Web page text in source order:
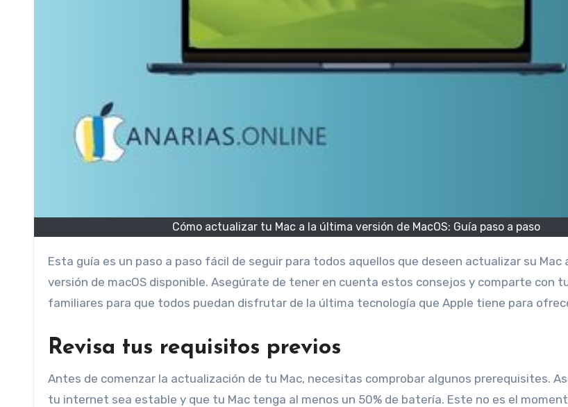
Cómo actualizar tu Mac a la última versión de MacOS: Guía paso a paso
Esta guía es un paso a paso fácil de seguir para todos aquellos que deseen actualizar su Mac a la última
versión de macOS disponible. Asegúrate de tener en cuenta estos consejos y comparte con
familiares para que todos puedan disfrutar de la última tecnología que Apple tiene para
Revisa tus requisitos previos
Antes de comenzar la actualización de tu Mac, necesitas comprobar algunos prerequisites.
tu internet sea estable y que tu Mac tenga al menos un 50% de batería. Este no es el